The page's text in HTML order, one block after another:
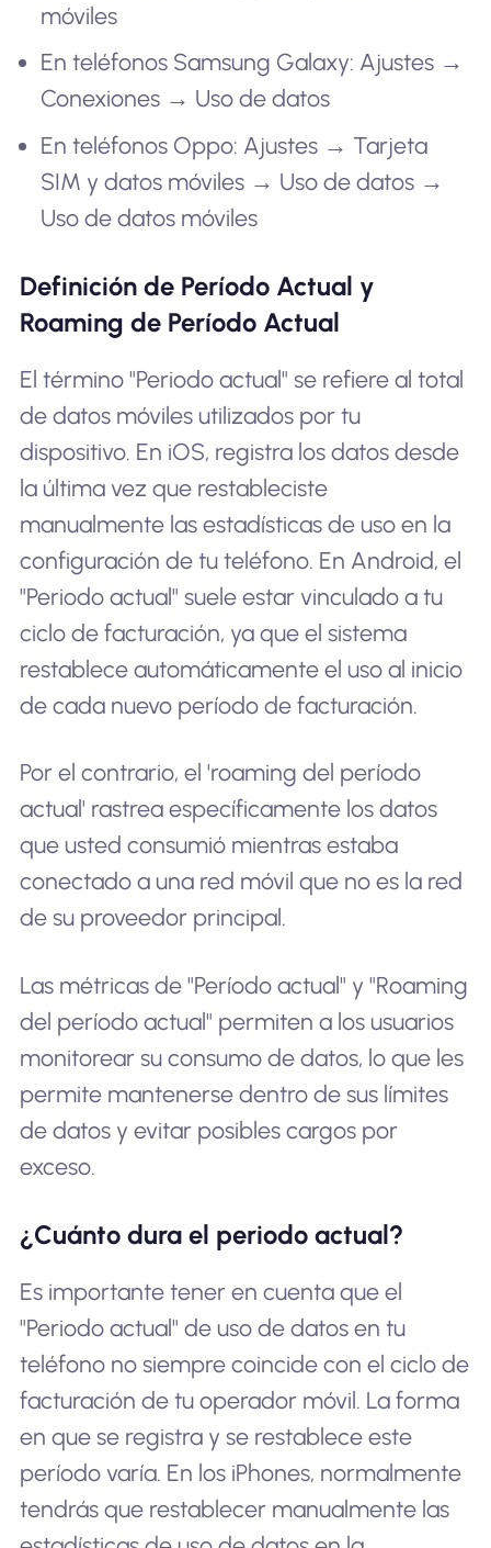
móviles
En teléfonos Samsung Galaxy: Ajustes →
Conexiones → Uso de datos
En teléfonos Oppo: Ajustes → Tarjeta
SIM y datos móviles → Uso de datos →
Uso de datos móviles
Definición de Período Actual y
Roaming de Período Actual
El término "Periodo actual" se refiere al total
de datos móviles utilizados por tu
dispositivo. En iOS, registra los datos desde
la última vez que restableciste
manualmente las estadísticas de uso en la
configuración de tu teléfono. En Android, el
"Periodo actual" suele estar vinculado a tu
ciclo de facturación, ya que el sistema
restablece automáticamente el uso al inicio
de cada nuevo período de facturación.
Por el contrario, el 'roaming del período
actual' rastrea específicamente los datos
que usted consumió mientras estaba
conectado a una red móvil que no es la red
de su proveedor principal.
Las métricas de "Período actual" y "Roaming
del período actual" permiten a los usuarios
monitorear su consumo de datos, lo que les
permite mantenerse dentro de sus límites
de datos y evitar posibles cargos por
exceso.
¿Cuánto dura el periodo actual?
Es importante tener en cuenta que el
"Periodo actual" de uso de datos en tu
teléfono no siempre coincide con el ciclo de
facturación de tu operador móvil. La forma
en que se registra y se restablece este
período varía. En los iPhones, normalmente
tendrás que restablecer manualmente las